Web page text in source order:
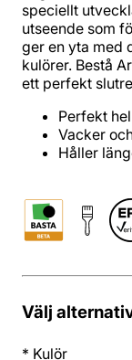
speciellt
utseende som
ger en yta med
kulörer. Bestå
ett perfekt
Perfekt
Vacker
Håller
Välj
* Kulör